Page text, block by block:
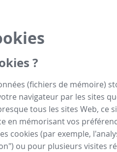
?
(fichiers de mémoire)
navigateur par les sites
tous les sites Web, ce
en mémorisant vos
cookies (par exemple,
ou pour plusieurs visites